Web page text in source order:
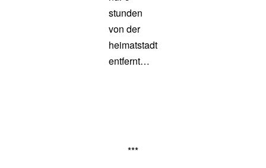
stunden
von der
heimatstadt
entfernt…
***